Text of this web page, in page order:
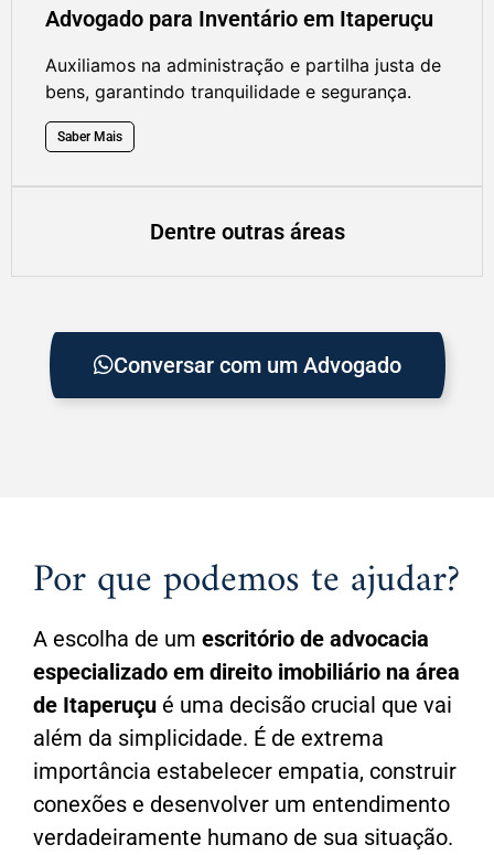
Advogado para Inventário em Itaperuçu
Auxiliamos na administração e partilha justa de
bens, garantindo tranquilidade e segurança.
Saber Mais
Dentre outras áreas
Conversar com um Advogado
Por que podemos te ajudar?
A escolha de um escritório de advocacia
especializado em direito imobiliário na área
de Itaperuçu é uma decisão crucial que vai
além da simplicidade. É de extrema
importância estabelecer empatia, construir
conexões e desenvolver um entendimento
verdadeiramente humano de sua situação.